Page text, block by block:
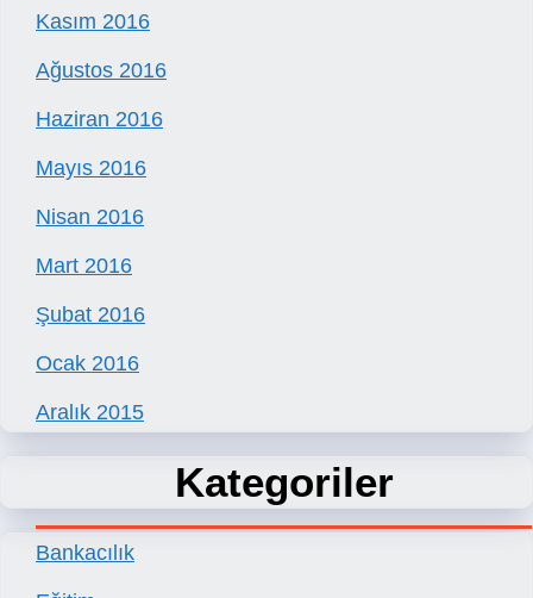
Kasım 2016
Ağustos 2016
Haziran 2016
Mayıs 2016
Nisan 2016
Mart 2016
Şubat 2016
Ocak 2016
Aralık 2015
Kategoriler
Bankacılık